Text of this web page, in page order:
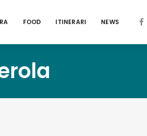
FOOD ITINERARI NEWS